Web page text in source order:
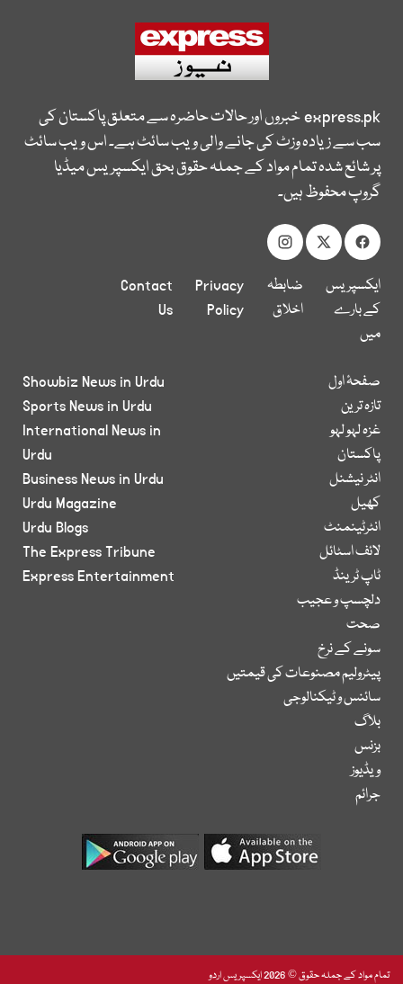
express.pkخبروں اور حالات حاضرہ سے متعلق پاکستان کی
سب سے زیادہ وزٹ کی جانے والی ویب سائٹ ہے۔ اس ویب سائٹ
پر شائع شدہ تمام مواد کے جملہ حقوق بحق ایکسپریس میڈیا
گروپ محفوظ ہیں۔
ایکسپریس
کے بارے
میں
ضابطہ
اخلاق
Privacy
Policy
Contact
Us
صفحۂ اول
تازہ ترین
غزہ لہو لہو
پاکستان
انٹر نیشنل
کھیل
انٹرٹینمنٹ
لائف اسٹائل
ٹاپ ٹرینڈ
دلچسپ و عجیب
صحت
سونے کے نرخ
پیٹرولیم مصنوعات کی قیمتیں
سائنس و ٹیکنالوجی
بلاگ
بزنس
ویڈیوز
جرائم
Showbiz News in Urdu
Sports News in Urdu
International News in
Urdu
Business News in Urdu
Urdu Magazine
Urdu Blogs
The Express Tribune
Express Entertainment
تمام مواد کے جملہ حقوق © 2026 ایکسپریس اردو